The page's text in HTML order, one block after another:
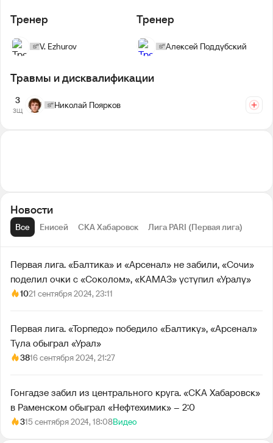
Тренер
V. Ezhurov
Тренер
Алексей Поддубский
Травмы и дисквалификации
3
ЗЩ
Николай Поярков
Новости
Все Енисей СКА Хабаровск Лига PARI (Первая лига)
Первая лига. «Балтика» и «Арсенал» не забили, «Сочи»
поделил очки с «Соколом», «КАМАЗ» уступил «Уралу»
1021 сентября 2024, 23:11
Первая лига. «Торпедо» победило «Балтику», «Арсенал»
Тула обыграл «Урал»
3816 сентября 2024, 21:27
Гонгадзе забил из центрального круга. «СКА Хабаровск»
в Раменском обыграл «Нефтехимик» – 2:0
315 сентября 2024, 18:08Видео